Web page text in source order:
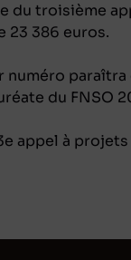
du troisième
23 386 euros.
numéro
du FNSO
appel à